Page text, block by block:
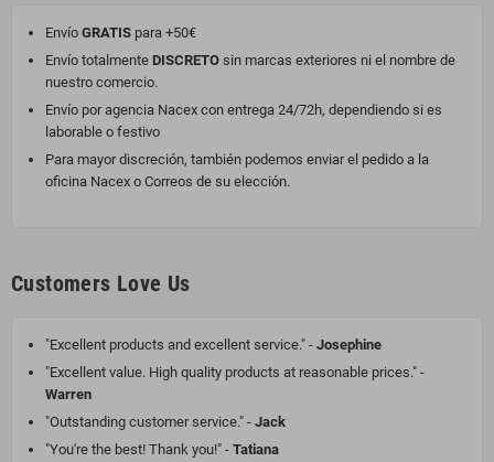
Envío GRATIS para +50€
Envío totalmente DISCRETO sin marcas exteriores ni el nombre de
nuestro comercio.
Envío por agencia Nacex con entrega 24/72h, dependiendo si es
laborable o festivo
Para mayor discreción, también podemos enviar el pedido a la
oficina Nacex o Correos de su elección.
Customers Love Us
"Excellent products and excellent service." - Josephine
"Excellent value. High quality products at reasonable prices." -
Warren
"Outstanding customer service." - Jack
"You're the best! Thank you!" - Tatiana